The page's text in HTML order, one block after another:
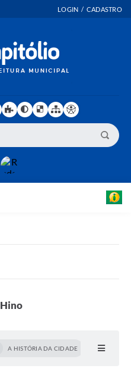
LOGIN / CADASTRO
Hino
A HISTÓRIA DA CIDADE